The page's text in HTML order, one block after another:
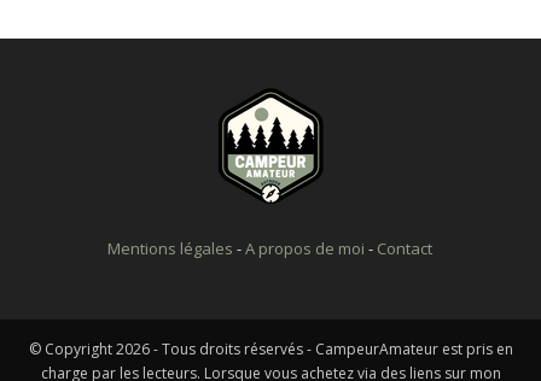
Mentions légales -A propos de moi - Contact
© Copyright 2026 - Tous droits réservés - CampeurAmateur est pris en
charge par les lecteurs. Lorsque vous achetez via des liens sur mon